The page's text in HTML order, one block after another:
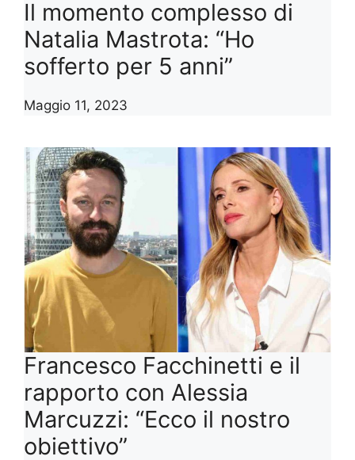
Il momento complesso di
Natalia Mastrota: “Ho
sofferto per 5 anni”
Maggio 11, 2023
Francesco Facchinetti e il
rapporto con Alessia
Marcuzzi: “Ecco il nostro
obiettivo”